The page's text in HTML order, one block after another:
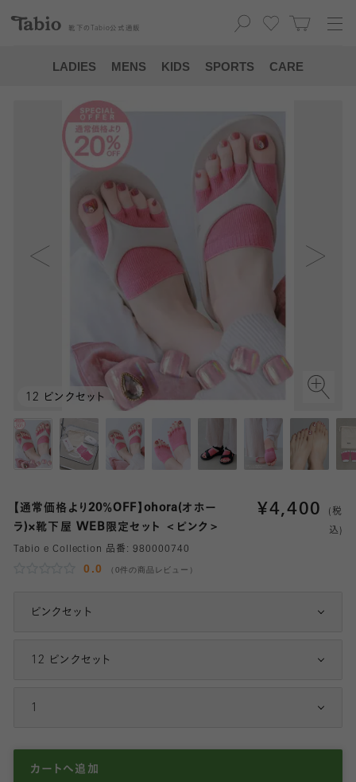
靴下の Tabio 公式通販
LADIES MENS KIDS SPORTS CARE
12 ピンクセット
【通常価格より20％OFF】ohora(オホー
ラ)×靴下屋 WEB限定セット ＜ピンク＞
Tabio e Collection 品番:980000740
0.0 （0件の商品レビュー）
¥4,400
(税
込)
ピンクセット
12 ピンクセット
カートへ追加